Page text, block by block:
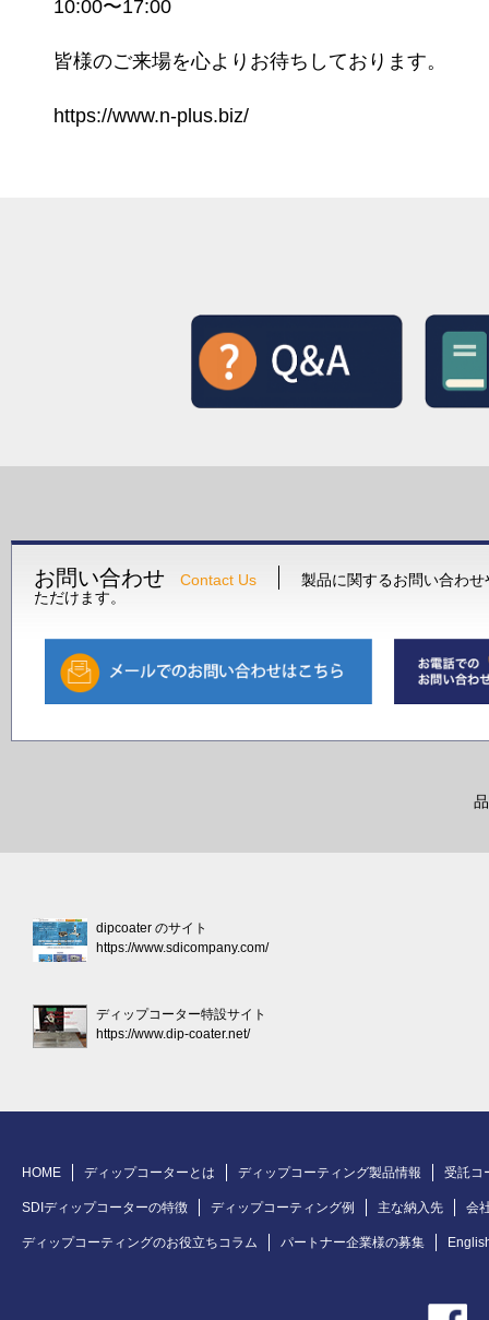
10:00〜17:00
皆様のご来場を心よりお待ちしております。
https://www.n-plus.biz/
お問い合わせ Contact Us
製品に関するお問い合わ
ただけます。
dipcoater のサイト
https://www.sdicompany.com/
ディップコーター特設サイト
https://www.dip-coater.net/
HOME ディップコーターとは ディップコーティング製品情報 受託コ
SDIディップコーターの特徴 ディップコーティング例 主な納入先 会
ディップコーティングのお役立ちコラム パートナー企業様の募集